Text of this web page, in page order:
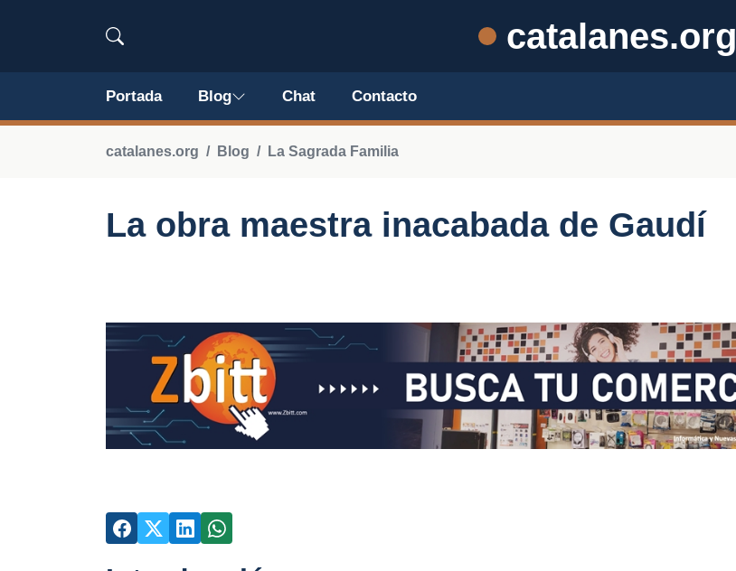
catalanes.org
Portada Blog Chat Contacto
catalanes.org Blog La Sagrada Familia
La obra maestra inacabada de Gaudí